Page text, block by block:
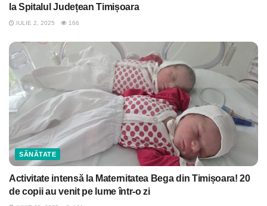
la Spitalul Județean Timișoara
IULIE 2, 2025 166
SĂNĂTATE
Activitate intensă la Maternitatea Bega din Timișoara! 20
de copii au venit pe lume într-o zi